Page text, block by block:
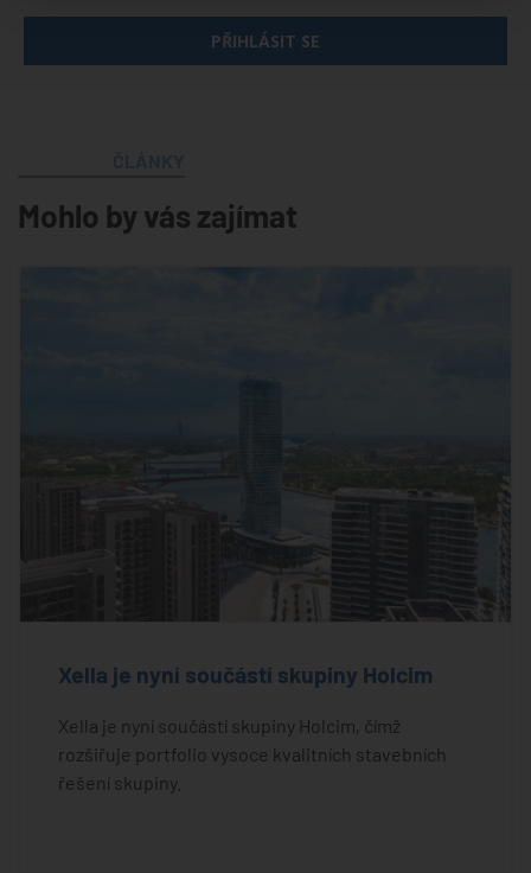
PŘIHLÁSIT SE
Mohlo by vás zajímat
Xella je nyní součástí skupiny Holcim
Xella je nyní součástí skupiny Holcim, čímž
rozšiřuje portfolio vysoce kvalitních stavebních
řešení skupiny.